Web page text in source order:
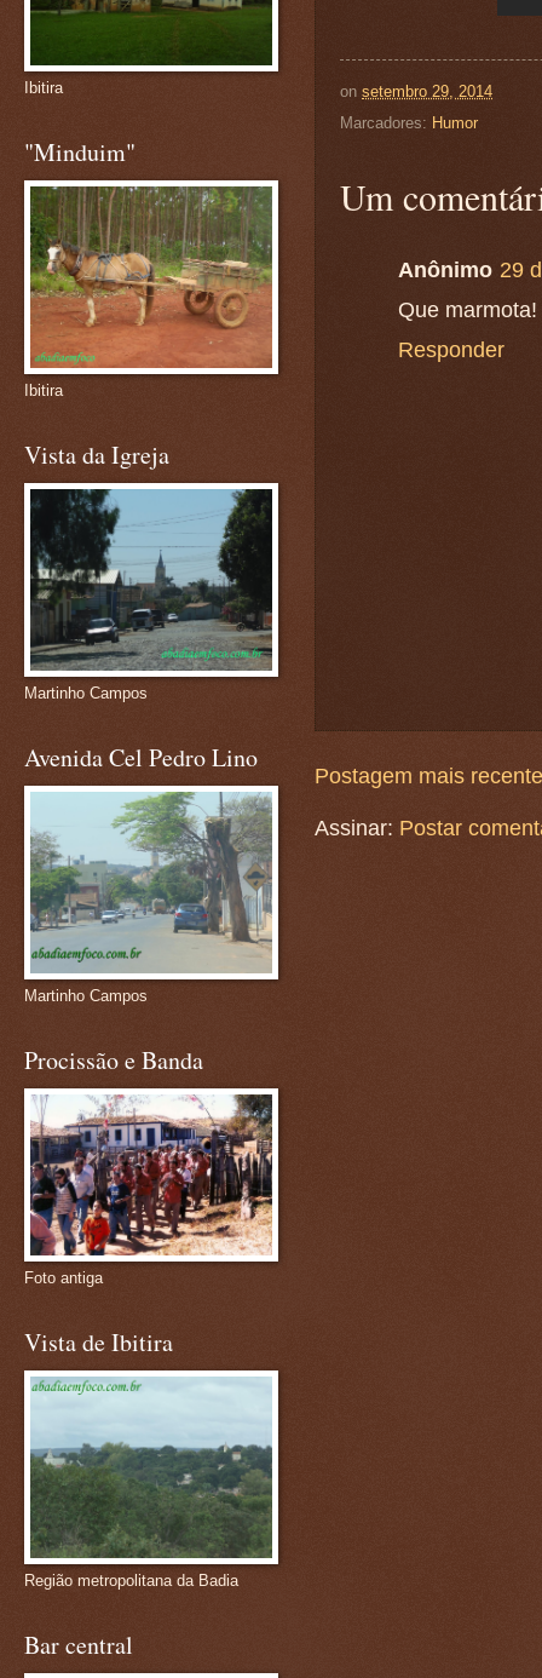
on setembro 29, 2014
Marcadores: Humor
Um
Anônimo 29
Que marmota!
Responder
Postagem mais recente
Assinar: Postar
Ibitira
"Minduim"
Ibitira
Vista da Igreja
Martinho Campos
Avenida Cel Pedro Lino
Martinho Campos
Procissão e Banda
Foto antiga
Vista de Ibitira
Região metropolitana da Badia
Bar central